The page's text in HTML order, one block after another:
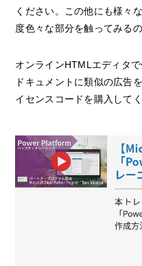
ください。この他にも様々
度色々な部分を触ってみる
オンラインHTMLエディタ
ドキュメントに類似の広告
イセンスコードを購入してく